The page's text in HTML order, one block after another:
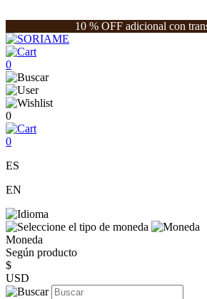
10 % OFF adicional con
0
0
0
ES
EN
Moneda
Según producto
$
USD